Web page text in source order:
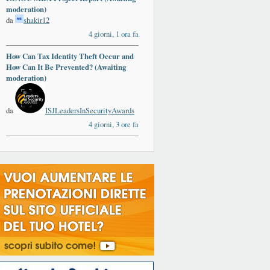
moderation)
da
shakir12
4 giorni, 1 ora fa
How Can Tax Identity Theft Occur and
How Can It Be Prevented? (Awaiting
moderation)
da
ISJLeadersInSecurityAwards
4 giorni, 3 ore fa